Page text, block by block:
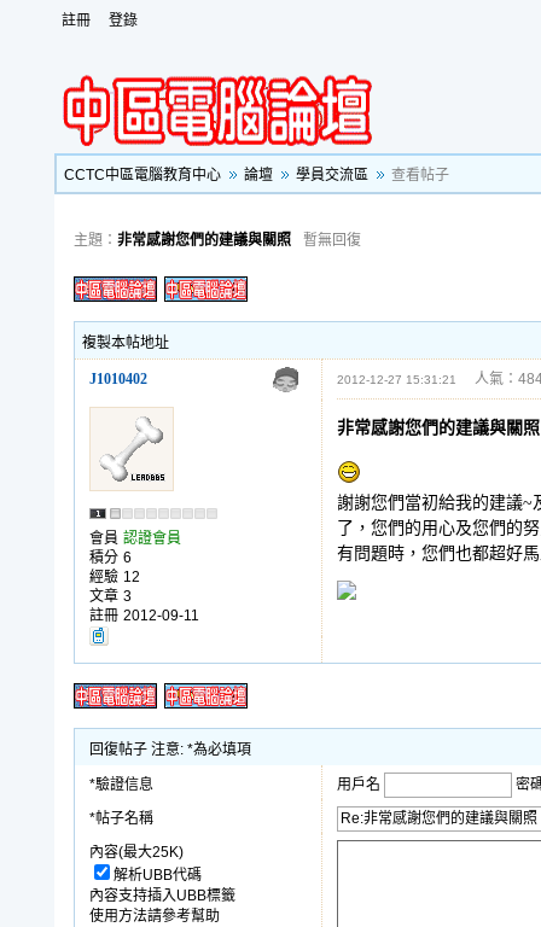
註冊 登錄
CCTC中區電腦教育中心 論壇 學員交流區 查看帖子
主題： 非常感謝您們的建議與關照 暫無回復
複製本帖地址
J1010402 2012-12-27 15:31:21 人氣：
會員 認證會員
積分 6
經驗 12
文章 3
註冊 2012-09-11
非常感謝您們的建議與關照
謝謝您們當初給我的建議~
了，您們的用心及您們的
有問題時，您們也都超好
回復帖子 注意: *為必填項
*驗證信息 用戶名
密
*帖子名稱
內容(最大25K)
解析UBB代碼
內容支持插入UBB標籤
使用方法請參考幫助